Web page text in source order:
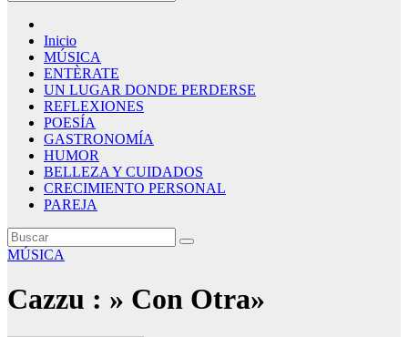
Inicio
MÚSICA
ENTÈRATE
UN LUGAR DONDE PERDERSE
REFLEXIONES
POESÍA
GASTRONOMÍA
HUMOR
BELLEZA Y CUIDADOS
CRECIMIENTO PERSONAL
PAREJA
MÚSICA
Cazzu : » Con Otra»